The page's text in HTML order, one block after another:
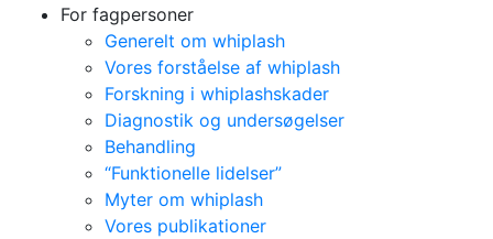
For fagpersoner
Generelt om whiplash
Vores forståelse af whiplash
Forskning i whiplashskader
Diagnostik og undersøgelser
Behandling
“Funktionelle lidelser”
Myter om whiplash
Vores publikationer